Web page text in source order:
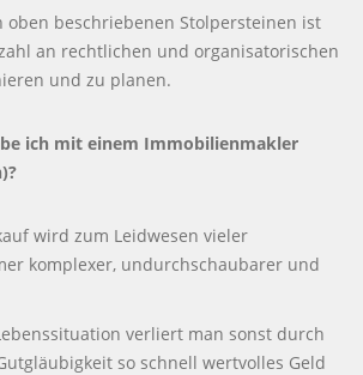
oben beschriebenen Stolpersteinen ist
an rechtlichen und organisatorischen
und zu planen.
ich mit einem Immobilienmakler
wird zum Leidwesen vieler
komplexer, undurchschaubarer und
verliert man sonst durch
so schnell wertvolles Geld